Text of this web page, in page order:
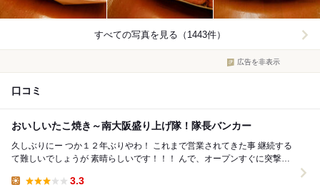
すべての写真を見る（1443件）
広告を非表示
口コミ
おいしいたこ焼き～南大阪盛り上げ隊！隊長バンカー
久しぶりにー つか１２年ぶりやわ！ これまで営業されてきた事 継続する
て難しいでしょうが 素晴らしいです！！！ んで、オープンすぐに突撃や
3.3